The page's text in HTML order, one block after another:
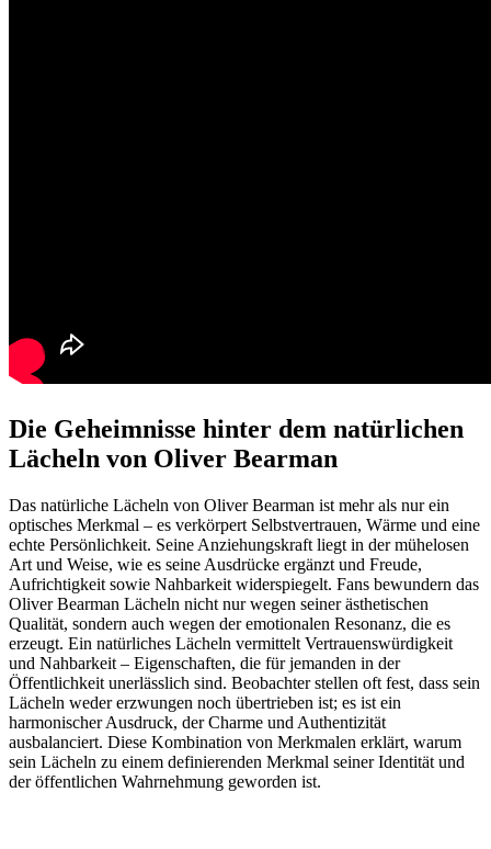
Die Geheimnisse hinter dem natürlichen
Lächeln von Oliver Bearman
Das natürliche Lächeln von Oliver Bearman ist mehr als nur ein
optisches Merkmal – es verkörpert Selbstvertrauen, Wärme und eine
echte Persönlichkeit. Seine Anziehungskraft liegt in der mühelosen
Art und Weise, wie es seine Ausdrücke ergänzt und Freude,
Aufrichtigkeit sowie Nahbarkeit widerspiegelt. Fans bewundern das
Oliver Bearman Lächeln nicht nur wegen seiner ästhetischen
Qualität, sondern auch wegen der emotionalen Resonanz, die es
erzeugt. Ein natürliches Lächeln vermittelt Vertrauenswürdigkeit
und Nahbarkeit – Eigenschaften, die für jemanden in der
Öffentlichkeit unerlässlich sind. Beobachter stellen oft fest, dass sein
Lächeln weder erzwungen noch übertrieben ist; es ist ein
harmonischer Ausdruck, der Charme und Authentizität
ausbalanciert. Diese Kombination von Merkmalen erklärt, warum
sein Lächeln zu einem definierenden Merkmal seiner Identität und
der öffentlichen Wahrnehmung geworden ist.